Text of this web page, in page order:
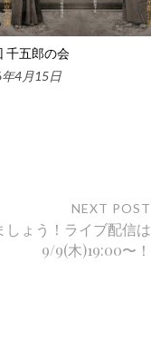
千五郎の会
4月15日
NEXT POST
しょう！ライブ配信は
9/9(木)19:00〜！